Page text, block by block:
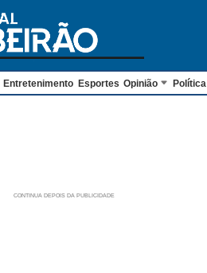
Entretenimento Esportes Opinião Política